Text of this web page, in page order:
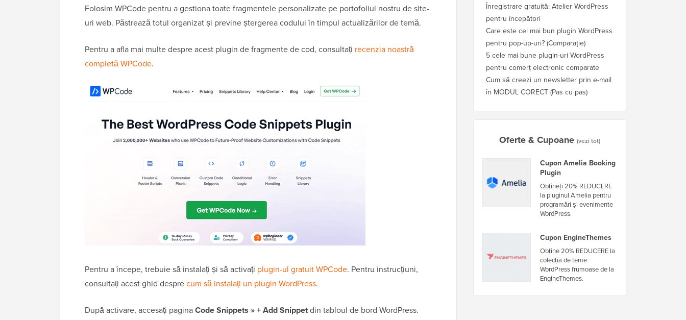
Folosim WPCode pentru a gestiona toate fragmentele personalizate pe portofoliul nostru de site-
uri web. Păstrează totul organizat și previne ștergerea codului în timpul actualizărilor de temă.
Pentru a afla mai multe despre acest plugin de fragmente de cod, consultați recenzia noastră
completă WPCode.
Pentru a începe, trebuie să instalați și să activați plugin-ul gratuit WPCode. Pentru instrucțiuni,
consultați acest ghid desprecum să instalați un plugin WordPress.
După activare, accesați paginaCode Snippets » + Add Snippetdin tabloul de bord WordPress.
Înregistrare gratuită: Atelier WordPress
pentru începători
Care este cel mai bun plugin WordPress
pentru pop-up-uri? (Comparație)
5 cele mai bune plugin-uri WordPress
pentru comerț electronic comparate
Cum să creezi un newsletter prin e-mail
în MODUL CORECT (Pas cu pas)
Oferte & Cupoane (vezi tot)
Cupon Amelia Booking
Plugin
Obțineți 20% REDUCERE
la pluginul Amelia pentru
programări și evenimente
WordPress.
Cupon EngineThemes
Obține 20% REDUCERE la
colecția de teme
WordPress frumoase de la
EngineThemes.